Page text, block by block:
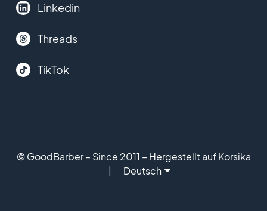
Linkedin
Threads
TikTok
© GoodBarber – Since 2011 – Hergestellt auf Korsika
Deutsch